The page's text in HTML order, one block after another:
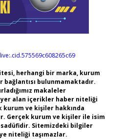
herhangi bir marka, kurum
bulunmamaktadır.
makaleler
yer alan içerikler haber niteliği
kurum ve kişiler hakkında
Gerçek kurum ve kişiler ile isim
Sitemizdeki bilgiler
niteliği taşımazlar.